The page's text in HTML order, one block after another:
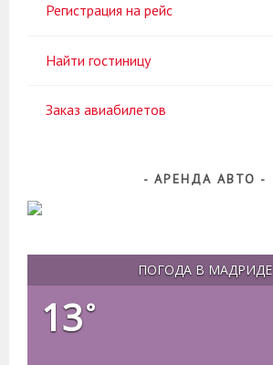
Регистрация на рейс
Найти гостиницу
Заказ авиабилетов
АРЕНДА АВТО
ПОГОДА В МАДРИДЕ
13°